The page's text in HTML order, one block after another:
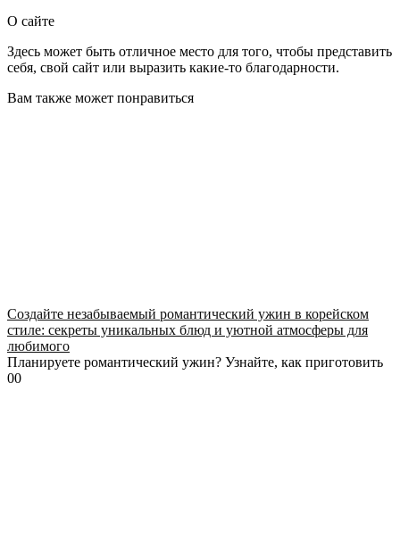
О сайте
Здесь может быть отличное место для того, чтобы представить
себя, свой сайт или выразить какие-то благодарности.
Вам также может понравиться
Создайте незабываемый романтический ужин в корейском
стиле: секреты уникальных блюд и уютной атмосферы для
любимого
Планируете романтический ужин? Узнайте, как приготовить
00